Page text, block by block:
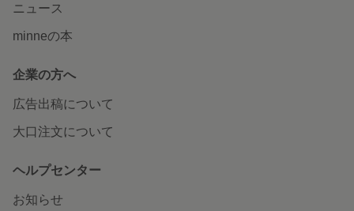
ニュース
minneの本
企業の方へ
広告出稿について
大口注文について
ヘルプセンター
お知らせ